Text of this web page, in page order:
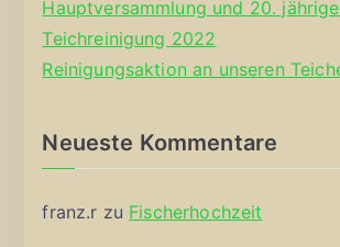
Hauptversammlung und 20.
Teichreinigung 2022
Reinigungsaktion an unseren
Neueste Kommentare
franz.r zu Fischerhochzeit